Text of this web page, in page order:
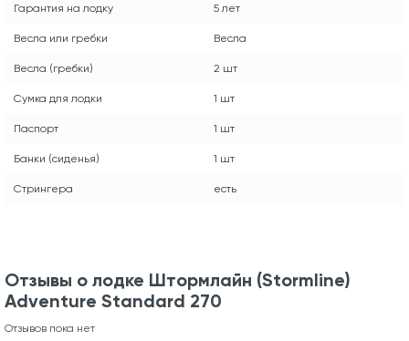
Гарантия на лодку 5 лет
Весла или гребки Весла
Весла (гребки) 2 шт
Сумка для лодки 1 шт
Паспорт 1 шт
Банки (сиденья) 1 шт
Стрингера есть
Отзывы о лодке Штормлайн (Stormline)
Adventure Standard 270
Отзывов пока нет